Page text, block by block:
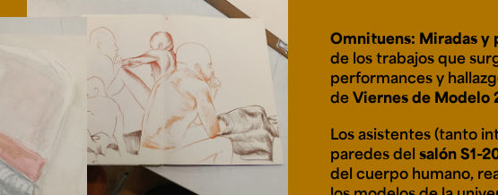
Reconocimiento como universidad: Decreto 1297 del 30 de mayo de 1964. Reconocimiento de personería
1949, Minjusticia. Acreditación institucional de alta calidad, 10 años: Resolución 000194 del 16 de enero del 2025.
Historia del Arte
Ext. 2626
Literatura y
Narrativas Digitales
Ext. 2501
Música
Ext.
Omnituens: Miradas y
de los trabajos que
performances y
deViernes de Modelo
Los asistentes (tanto
paredes delsalón S1-
del cuerpo humano,